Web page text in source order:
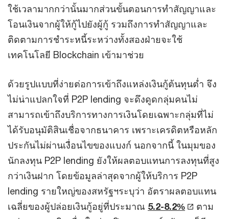
ใช้เวลามากกว่านั้นมากส่วนขั้นตอนการทำสัญญาและ
โอนเงินจากผู้ให้กู้ไปยังผู้กู้ รวมถึงการทำสัญญาและ
ติดตามการชำระหนี้ระหว่างทั้งสองฝ่ายจะใช้
เทคโนโลยี Blockchain เข้ามาช่วย
ด้วยรูปแบบที่ง่ายต่อการเข้าถึงแหล่งเงินกู้ต้นทุนต่ำ จึง
ไม่น่าแปลกใจที่ P2P lending จะดึงดูดกลุ่มคนไม่
สามารถเข้าถึงบริการทางการเงินโดยเฉพาะกลุ่มที่ไม่
ได้รับอนุมัติสินเชื่อจากธนาคาร เพราะเครดิตหรือหลัก
ประกันไม่ผ่านเงื่อนไขของแบงก์ นอกจากนี้ ในมุมของ
นักลงทุน P2P lending ยังให้ผลตอบแทนการลงทุนที่สูง
กว่าเงินฝาก โดยข้อมูลล่าสุดจากผู้ให้บริการ P2P
lending รายใหญ่ของสหรัฐฯระบุว่า อัตราผลตอบแทน
เฉลี่ยของผู้ปล่อยเงินกู้อยู่ที่ประมาณ 5.2-8.2%
ตาม